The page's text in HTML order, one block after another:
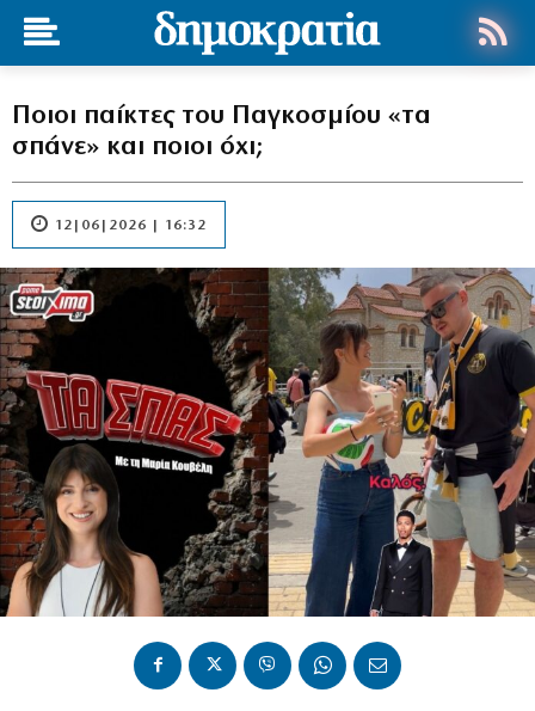
Ποιοι παίκτες του Παγκοσμίου «τα
σπάνε» και ποιοι όχι;
12|06|2026 | 16:32